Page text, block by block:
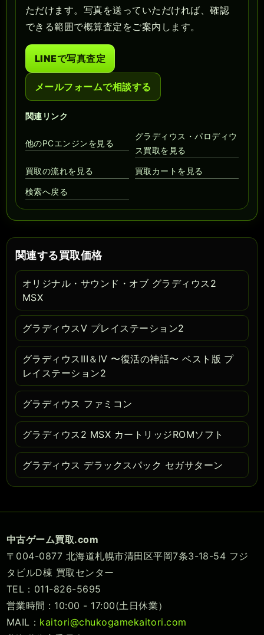
ただけます。写真を送っていただければ、確認
できる範囲で概算査定をご案内します。
LINEで写真査定
メールフォームで相談する
関連リンク
他のPCエンジンを見る
グラディウス・パロディウ
ス買取を見る
買取の流れを見る 買取カートを見る
検索へ戻る
関連する買取価格
オリジナル・サウンド・オブ グラディウス2
MSX
グラディウスV プレイステーション2
グラディウスIII＆IV 〜復活の神話〜 ベスト版 プ
レイステーション2
グラディウス ファミコン
グラディウス2 MSX カートリッジROMソフト
グラディウス デラックスパック セガサターン
中古ゲーム買取.com
〒004-0877 北海道札幌市清田区平岡7条3-18-54 フジ
タビルD棟 買取センター
TEL：011-826-5695
営業時間 : 10:00 - 17:00(土日休業）
MAIL： kaitori@chukogamekaitori.com